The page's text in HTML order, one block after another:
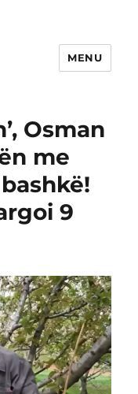
MENU
Osman
me
9